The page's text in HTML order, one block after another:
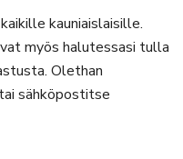
kauniaislaisille.
myös halutessasi tulla
Olethan
sähköpostitse